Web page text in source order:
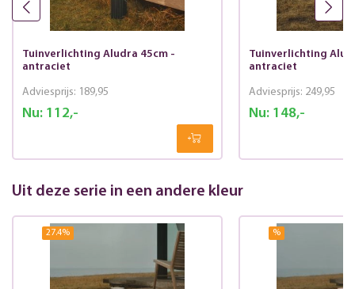
Tuinverlichting Aludra 45cm -
antraciet
Nu:112,-
Adviesprijs: 189,95
Tuinverlichting
antraciet
Nu:148,-
Adviesprijs: 249,95
Uit deze serie in een andere kleur
27.4% %